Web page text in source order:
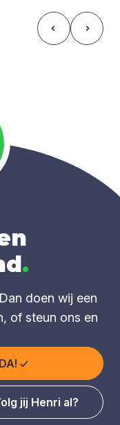
.
doen wij een
of steun ons en
jij Henri al?